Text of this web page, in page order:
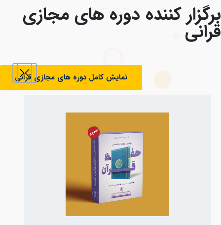
کننده دوره های مجازی
نمایش کامل دوره های مجازی قرآنی